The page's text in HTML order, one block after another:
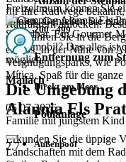
für ihre Radwege
Radfahrern anlocken.
oder fahren Sie in die
endlos. In der Nähe von
Vergnügungsparks, wie
Mítica. Spaß für die
Freizeitraum können Sie
spielen. Genießen Sie
Strandbar. Ein Gourmet-
Wohnmobil? Das alles ist
möglich.
Die Umgebung
Alannia Els
Erkunden Sie die üppige
Landschaften mit dem
200 - 499
Entfernung zum
Direkt am Meer
Poolanlage
Außenpool
Mailach
05 07 2026
Familie mit jüngstem Kind
2.7